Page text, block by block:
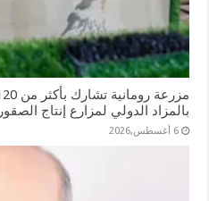
بالمزاد الدولي لمزارع إنتاج الصقور
6 أغسطس,2026